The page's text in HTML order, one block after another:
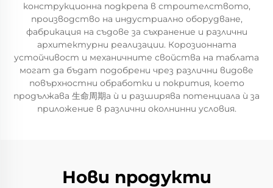
конструкционна подкрепа в строителството,
производство на индустриално оборудване,
фабрикация на съдове за съхранение и различни
архитектурни реализации. Корозионната
устойчивост и механичните свойства на таблата
могат да бъдат подобрени чрез различни видове
повърхностни обработки и покрития, което
продължава 生命周期а ѝ и разширява потенциала ѝ за
приложение в различни околнинни условия.
Нови продукти